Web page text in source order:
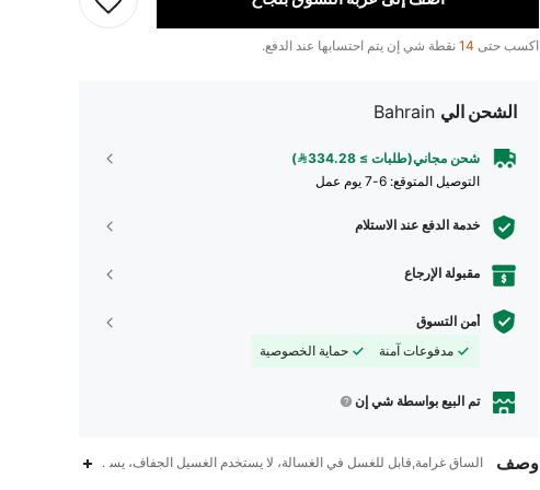
اكسب حتى 14 نقطة شي إن يتم احتسابها عند الدفع.
الشحن الي Bahrain
شحن مجاني(طلبات ≥ 334.28)
التوصيل المتوقع: 6-7 يوم عمل
خدمة الدفع عند الاستلام
مقبولة الإرجاع
أمن التسوق
مدفوعات آمنة
حماية الخصوصية
تم البيع بواسطة شي إن
وصف الساق غرامة,قابل للغسل في الغسالة، لا يستخدم الغسيل الجفاف، يستخدم غسول